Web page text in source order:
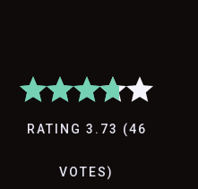
RATING 3.73 (46
VOTES)